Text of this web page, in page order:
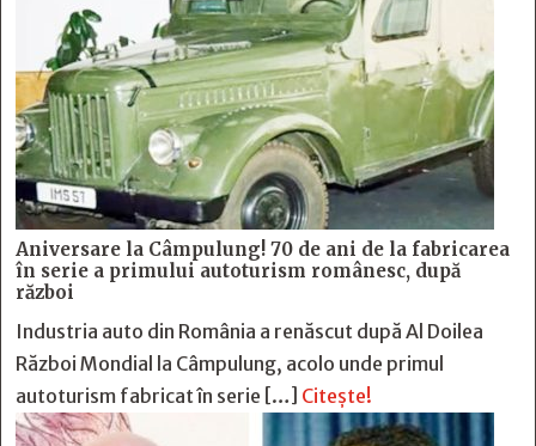
Aniversare la Câmpulung! 70 de ani de la fabricarea
în serie a primului autoturism românesc, după
război
Industria auto din România a renăscut după Al Doilea
Război Mondial la Câmpulung, acolo unde primul
autoturism fabricat în serie […] Citește!